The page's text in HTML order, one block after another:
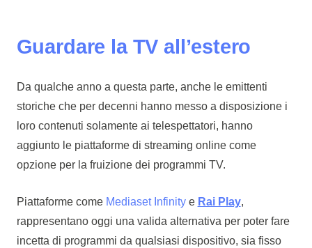
Guardare la TV all’estero
Da qualche anno a questa parte, anche le emittenti
storiche che per decenni hanno messo a disposizione i
loro contenuti solamente ai telespettatori, hanno
aggiunto le piattaforme di streaming online come
opzione per la fruizione dei programmi TV.
Piattaforme come Mediaset Infinitye Rai Play,
rappresentano oggi una valida alternativa per poter fare
incetta di programmi da qualsiasi dispositivo, sia fisso